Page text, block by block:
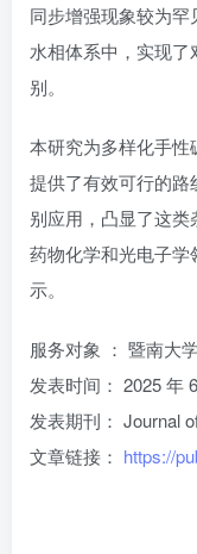
同步增强现象较为
水相体系中，实现
别。
本研究为多样化手
提供了有效可行的
别应用，凸显了这类
药物化学和光电子
示。
服务对象 ： 暨南大学
发表时间： 2025 年
发表期刊： Journal
文章链接： https://